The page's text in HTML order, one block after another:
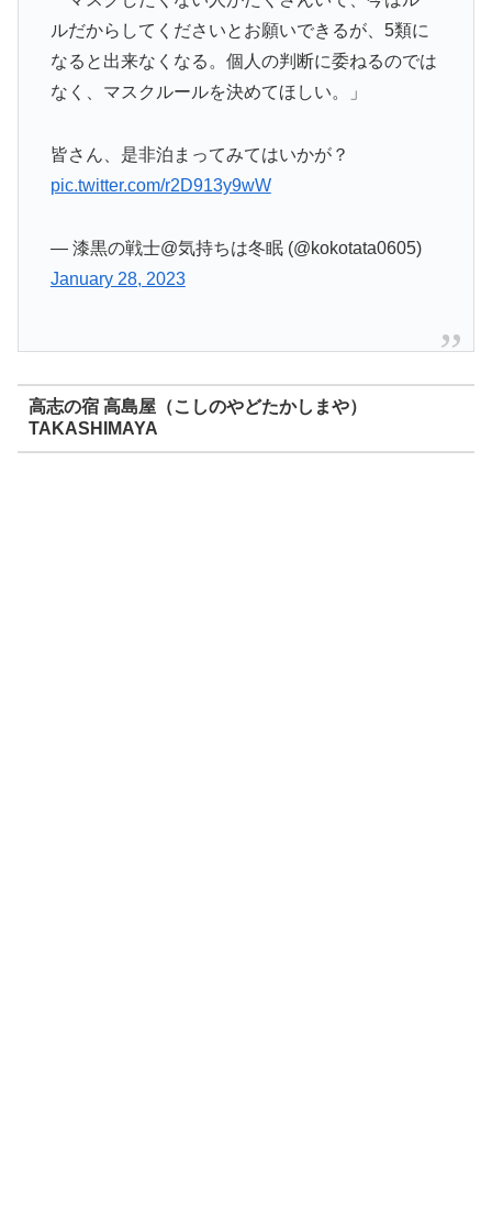
ルだからしてくださいとお願いできるが、5類に
なると出来なくなる。個人の判断に委ねるのでは
なく、マスクルールを決めてほしい。」
皆さん、是非泊まってみてはいかが？
pic.twitter.com/r2D913y9wW
— 漆黒の戦士@気持ちは冬眠 (@kokotata0605)
January 28, 2023
高志の宿 高島屋（こしのやどたかしまや）
TAKASHIMAYA